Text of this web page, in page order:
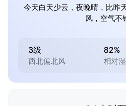
今天白天少云，夜晚晴，比昨
风，空气不
3级
西北偏北风
82%
相对